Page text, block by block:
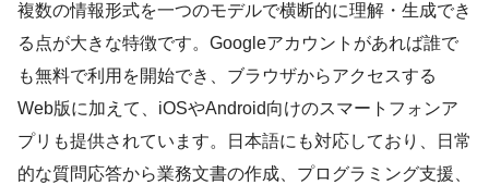
複数の情報形式を一つのモデルで横断的に理解・生成でき
る点が大きな特徴です。Googleアカウントがあれば誰で
も無料で利用を開始でき、ブラウザからアクセスする
Web版に加えて、iOSやAndroid向けのスマートフォンア
プリも提供されています。日本語にも対応しており、日常
的な質問応答から業務文書の作成、プログラミング支援、